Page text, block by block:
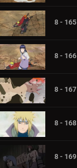
8 - 165
8 - 166
8 - 167
8 - 168
8 - 169